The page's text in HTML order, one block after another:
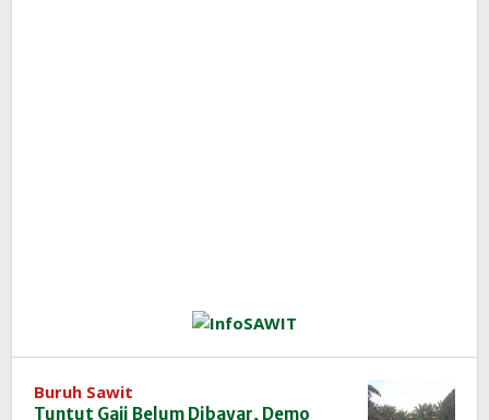
Buruh Sawit
Tuntut Gaji Belum Dibayar, Demo